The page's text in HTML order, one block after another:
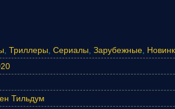
Триллеры Сериалы Зарубежные
Тильдум